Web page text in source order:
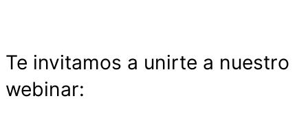
Te invitamos a unirte a nuestro
webinar: